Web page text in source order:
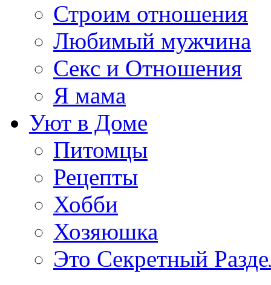
Строим отношения
Любимый мужчина
Секс и Отношения
Я мама
Уют в Доме
Питомцы
Рецепты
Хобби
Хозяюшка
Это Секретный